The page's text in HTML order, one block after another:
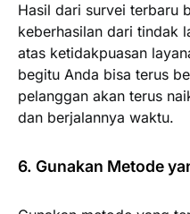
Hasil dari survei terbaru
keberhasilan dari tindak
atas ketidakpuasan
begitu Anda bisa terus
pelanggan akan terus
dan berjalannya waktu.
6. Gunakan Metode